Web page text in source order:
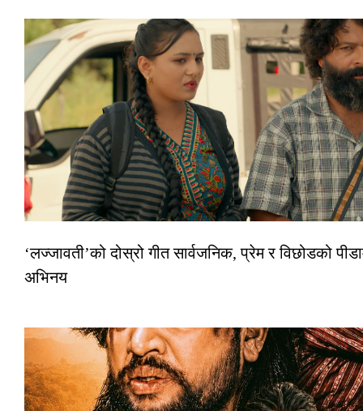
‘लज्जावती’को दोस्रो गीत सार्वजनिक, प्रेम र विछोडको
अभिनय